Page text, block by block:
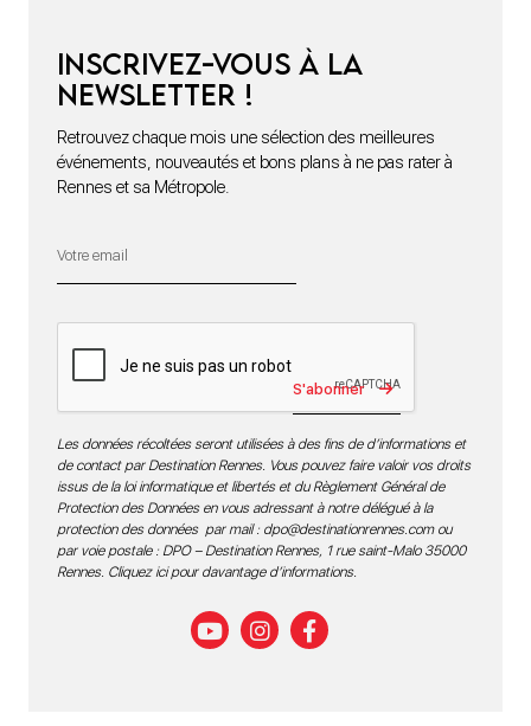
Inscrivez-vous à la
newsletter !
Retrouvez chaque mois une sélection des meilleures
événements, nouveautés et bons plans à ne pas rater à
Rennes et sa Métropole.
S'abonner
Les données récoltées seront utilisées à des fins de d’informations et
de contact par Destination Rennes. Vous pouvez faire valoir vos droits
issus de la loi informatique et libertés et du Règlement Général de
Protection des Données en vous adressant à notre délégué à la
protection des données par mail : dpo@destinationrennes.comou
par voie postale : DPO – Destination Rennes, 1 rue saint-Malo 35000
Rennes. Cliquez ici pour davantage d’informations.